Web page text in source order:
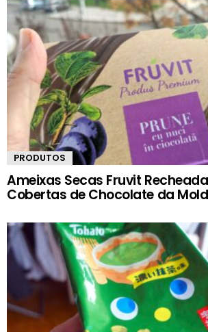
PRODUTOS
Ameixas Secas Fruvit
Cobertas de Chocolate da